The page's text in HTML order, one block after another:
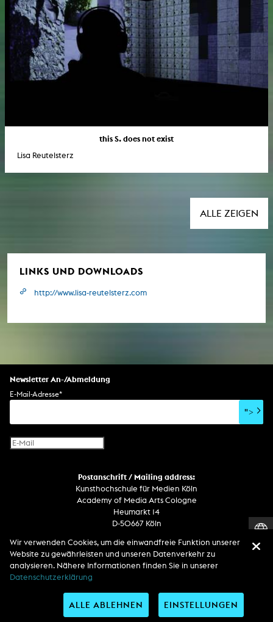
this S. does not exist
Lisa Reutelsterz
ALLE ZEIGEN
LINKS UND DOWNLOADS
http://www.lisa-reutelsterz.com
Newsletter An-/Abmeldung
E-Mail-Adresse*
">
Postanschrift / Mailing address:
Kunsthochschule für Medien Köln
Academy of Media Arts Cologne
Heumarkt 14
D-50667 Köln
Telefon
Zentrale / Empfang +49 221 201 89 - 0 / - 400
Wachdienst / Security guard +49 151 186 863 40 (19 Uhr bis 6 Uhr)
Entdecken Sie uns auf
Wir verwenden Cookies, um die einwandfreie Funktion unserer
Website zu gewährleisten und unseren Datenverkehr zu
analysieren. Nähere Informationen finden Sie in unserer
Datenschutzerklärung
EINSTELLUNGEN
ALLE ABLEHNEN